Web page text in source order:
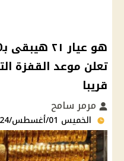
تعلن موعد القفزة
قريبا
مرمر سامح
الخميس 01/أغسطس/2024 - 10:14 ص